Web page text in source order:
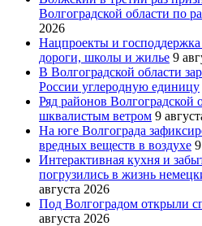
Волгоградской области по
2026
Нацпроекты и
дороги, школы и жилье 9
В Волгоградской области
России углеродную единицу
Ряд районов Волгоградской
шквалистым ветром 9
На юге Волгограда
вредных веществ в воздухе
Интерактивная кухня и
погрузились в жизнь
августа 2026
Под Волгоградом открыли
августа 2026